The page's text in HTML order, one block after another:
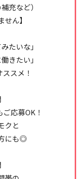
充など）
ん】
たいな」
きたい」
スメ！
応募OK！
クと
にも◎